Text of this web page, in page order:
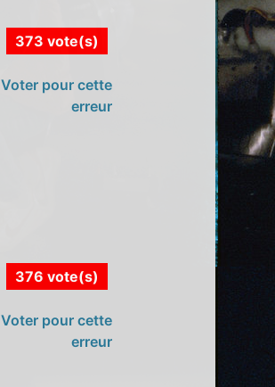
373 vote(s)
Voter pour cette
erreur
376 vote(s)
Voter pour cette
erreur